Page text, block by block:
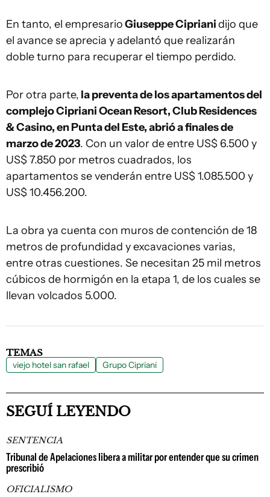
En tanto, el empresarioGiuseppe Ciprianidijo que
el avance se aprecia y adelantó que realizarán
doble turno para recuperar el tiempo perdido.
Por otra parte, la preventa de los apartamentos del
complejo Cipriani Ocean Resort, Club Residences
& Casino, en Punta del Este, abrió a finales de
marzo de 2023. Con un valor de entre US$ 6.500 y
US$ 7.850 por metros cuadrados, los
apartamentos se venderán entre US$ 1.085.500 y
US$ 10.456.200.
La obra ya cuenta con muros de contención de 18
metros de profundidad y excavaciones varias,
entre otras cuestiones. Se necesitan 25 mil metros
cúbicos de hormigón en la etapa 1, de los cuales se
llevan volcados 5.000.
TEMAS
viejo hotel san rafael Grupo Cipriani
SEGUÍ LEYENDO
SENTENCIA
Tribunal de Apelaciones libera a militar por entender que su crimen
prescribió
OFICIALISMO